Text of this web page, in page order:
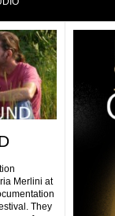
Merlini at
They